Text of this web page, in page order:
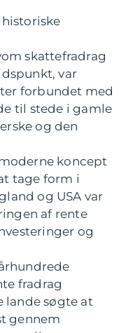
skattefradrag
var
forbundet med
til stede i gamle
og den
koncept
tage form i
og USA var
af rente
og
fradrag
lande søgte at
gennem